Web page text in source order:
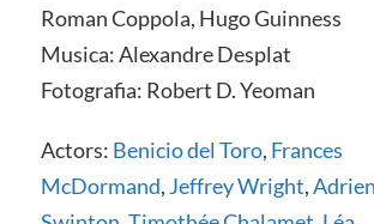
Roman Coppola, Hugo Guinness
Musica: Alexandre Desplat
Fotografia: Robert D. Yeoman
Actors: Benicio del Toro, Frances
McDormand, Jeffrey Wright,